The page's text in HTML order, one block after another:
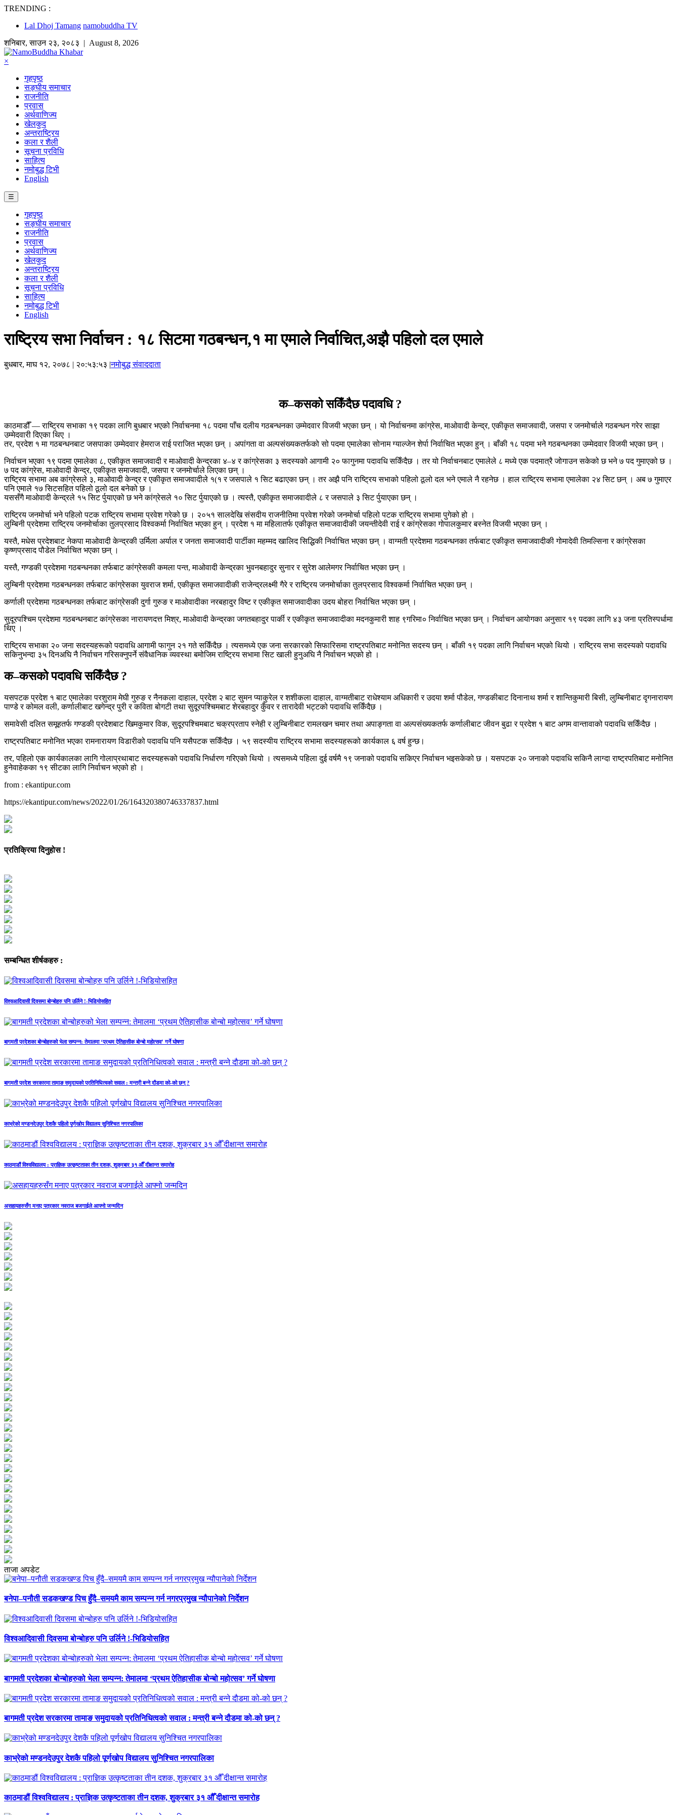
TRENDING :
Lal Dhoj Tamang namobuddha TV
शनिबार,साउन २३, २०८३ | August 8, 2026
×
गृहपृष्ठ
सङ्घीय समाचार
राजनीति
प्रवास
अर्थवाणिज्य
खेलकुद
अन्तराष्ट्रिय
कला र शैली
सूचना प्रविधि
साहित्य
नमोबुद्ध टिभी
English
☰
गृहपृष्ठ
सङ्घीय समाचार
राजनीति
प्रवास
अर्थवाणिज्य
खेलकुद
अन्तराष्ट्रिय
कला र शैली
सूचना प्रविधि
साहित्य
नमोबुद्ध टिभी
English
राष्ट्रिय सभा निर्वाचन : १८ सिटमा गठबन्धन,१ मा एमाले निर्वाचित,अझै पहिलो दल एमाले
बुधबार, माघ १२, २०७८ | २०:५३:५३ |नमोबुद्ध संवाददाता
क–कसको सकिँदैछ पदावधि ?
काठमाडौँ — राष्ट्रिय सभाका १९ पदका लागि बुधबार भएको निर्वाचनमा १८ पदमा पाँच दलीय गठबन्धनका उम्मेदवार विजयी भएका छन् । यो निर्वाचनमा कांग्रेस, माओवादी केन्द्र, एकीकृत समाजवादी, जसपा र जनमोर्चाले गठबन्धन गरेर साझा
उम्मेदवारी दिएका थिए ।
तर, प्रदेश १ मा गठबन्धनबाट जसपाका उम्मेदवार हेमराज राई पराजित भएका छन् । अपांगता वा अल्पसंख्यकतर्फको सो पदमा एमालेका सोनाम ग्याल्जेन शेर्पा निर्वाचित भएका हुन् । बाँकी १८ पदमा भने गठबन्धनका उम्मेदवार विजयी भएका छन् ।
निर्वाचन भएका १९ पदमा एमालेका ८, एकीकृत समाजवादी र माओवादी केन्द्रका ४–४ र कांग्रेसका ३ सदस्यको आगामी २० फागुनमा पदावधि सकिँदैछ । तर यो निर्वाचनबाट एमालेले ८ मध्ये एक पदमात्रै जोगाउन सकेको छ भने ७ पद गुमाएको छ ।
७ पद कांग्रेस, माओवादी केन्द्र, एकीकृत समाजवादी, जसपा र जनमोर्चाले लिएका छन् ।
राष्ट्रिय सभामा अब कांग्रेसले ३, माओवादी केन्द्र र एकीकृत समाजवादीले १(१ र जसपाले १ सिट बढाएका छन् । तर अझै पनि राष्ट्रिय सभाको पहिलो ठूलो दल भने एमाले नै रहनेछ । हाल राष्ट्रिय सभामा एमालेका २४ सिट छन् । अब ७ गुमाएर
पनि एमाले १७ सिटसहित पहिलो ठूलो दल बनेको छ ।
यससँगै माओवादी केन्द्रले १५ सिट र्पुयाएको छ भने कांग्रेसले १० सिट र्पुयाएको छ । त्यस्तै, एकीकृत समाजवादीले ८ र जसपाले ३ सिट र्पुयाएका छन् ।
राष्ट्रिय जनमोर्चा भने पहिलो पटक राष्ट्रिय सभामा प्रवेश गरेको छ । २०५१ सालदेखि संसदीय राजनीतिमा प्रवेश गरेको जनमोर्चा पहिलो पटक राष्ट्रिय सभामा पुगेको हो ।
लुम्बिनी प्रदेशमा राष्ट्रिय जनमोर्चाका तुलप्रसाद विश्वकर्मा निर्वाचित भएका हुन् । प्रदेश १ मा महिलातर्फ एकीकृत समाजवादीकी जयन्तीदेवी राई र कांग्रेसका गोपालकुमार बस्नेत विजयी भएका छन् ।
यस्तै, मधेस प्रदेशबाट नेकपा माओवादी केन्द्रकी उर्मिला अर्याल र जनता समाजवादी पार्टीका महम्मद खालिद सिद्धिकी निर्वाचित भएका छन् । वाग्मती प्रदेशमा गठबन्धनका तर्फबाट एकीकृत समाजवादीकी गोमादेवी तिमल्सिना र कांग्रेसका
कृष्णप्रसाद पौडेल निर्वाचित भएका छन् ।
यस्तै, गण्डकी प्रदेशमा गठबन्धनका तर्फबाट कांग्रेसकी कमला पन्त, माओवादी केन्द्रका भुवनबहादुर सुनार र सुरेश आलेमगर निर्वाचित भएका छन् ।
लुम्बिनी प्रदेशमा गठबन्धनका तर्फबाट कांग्रेसका युवराज शर्मा, एकीकृत समाजवादीकी राजेन्द्रलक्ष्मी गैरे र राष्ट्रिय जनमोर्चाका तुलप्रसाद विश्वकर्मा निर्वाचित भएका छन् ।
कर्णाली प्रदेशमा गठबन्धनका तर्फबाट कांग्रेसकी दुर्गा गुरुङ र माओवादीका नरबहादुर विष्ट र एकीकृत समाजवादीका उदय बोहरा निर्वाचित भएका छन् ।
सुदूरपश्चिम प्रदेशमा गठबन्धनबाट कांग्रेसका नारायणदत्त मिश्र, माओवादी केन्द्रका जगतबहादुर पार्की र एकीकृत समाजवादीका मदनकुमारी शाह ९गरिमा० निर्वाचित भएका छन् । निर्वाचन आयोगका अनुसार १९ पदका लागि ४३ जना प्रतिस्पर्धामा
थिए ।
राष्ट्रिय सभाका २० जना सदस्यहरूको पदावधि आगामी फागुन २१ गते सकिँदैछ । त्यसमध्ये एक जना सरकारको सिफारिसमा राष्ट्रपतिबाट मनोनित सदस्य छन् । बाँकी १९ पदका लागि निर्वाचन भएको थियो । राष्ट्रिय सभा सदस्यको पदावधि
सकिनुभन्दा ३५ दिनअघि नै निर्वाचन गरिसक्नुपर्ने संवैधानिक व्यवस्था बमोजिम राष्ट्रिय सभामा सिट खाली हुनुअघि नै निर्वाचन भएको हो ।
क–कसको पदावधि सकिँदैछ ?
यसपटक प्रदेश १ बाट एमालेका परशुराम मेघी गुरुङ र नैनकला दाहाल, प्रदेश २ बाट सुमन प्याकुरेल र शशीकला दाहाल, वाग्मतीबाट राधेश्याम अधिकारी र उदया शर्मा पौडेल, गण्डकीबाट दिनानाथ शर्मा र शान्तिकुमारी बिसी, लुम्बिनीबाट दृगनारायण
पाण्डे र कोमल वली, कर्णालीबाट खगेन्द्र पुरी र कविता बोगटी तथा सुदूरपश्चिमबाट शेरबहादुर कुँवर र तारादेवी भट्टको पदावधि सकिँदैछ ।
समावेसी दलित समूहतर्फ गण्डकी प्रदेशबाट खिमकुमार विक, सुदूरपश्चिमबाट चक्रप्रताप स्नेही र लुम्बिनीबाट रामलखन चमार तथा अपाङ्गता वा अल्पसंख्यकतर्फ कर्णालीबाट जीवन बुढा र प्रदेश १ बाट अगम वान्तावाको पदावधि सकिँदैछ ।
राष्ट्रपतिबाट मनोनित भएका रामनारायण विडारीको पदावधि पनि यसैपटक सकिँदैछ । ५९ सदस्यीय राष्ट्रिय सभामा सदस्यहरूको कार्यकाल ६ वर्ष हुन्छ।
तर, पहिलो एक कार्यकालका लागि गोलाप्रथाबाट सदस्यहरूको पदावधि निर्धारण गरिएको थियो । त्यसमध्ये पहिला दुई वर्षमै १९ जनाको पदावधि सकिएर निर्वाचन भइसकेको छ । यसपटक २० जनाको पदावधि सकिनै लाग्दा राष्ट्रपतिबाट मनोनित
हुनेवाहेकका १९ सीटका लागि निर्वाचन भएको हो ।
from : ekantipur.com
https://ekantipur.com/news/2022/01/26/164320380746337837.html
प्रतिक्रिया दिनुहोस !
सम्बन्धित शीर्षकहरु :
विश्वआदिवासी दिवसमा बोन्बोहरु पनि उर्लिने !-भिडियोसहित
बागमती प्रदेशका बोन्बोहरुको भेला सम्पन्न: तेमालमा ‘प्रथम ऐतिहासीक बोन्बो महोत्सव’ गर्ने घोषणा
बागमती प्रदेश सरकारमा तामाङ समुदायको प्रतिनिधित्वको सवाल : मन्त्री बन्ने दौडमा को‐को छन् ?
काभ्रेको मण्डनदेउपुर देशकै पहिलो पूर्णखोप विद्यालय सुनिश्चित नगरपालिका
काठमाडौं विश्वविद्यालय : प्राज्ञिक उत्कृष्टताका तीन दशक, शुक्रबार ३१ औँ दीक्षान्त समारोह
असहायहरुसँग मनाए पत्रकार नवराज बजगाईले आफ्नो जन्मदिन
ताजा अपडेट
बनेपा–पनौती सडकखण्ड पिच हुँदै–समयमै काम सम्पन्न गर्न नगरप्रमुख न्यौपानेको निर्देशन
विश्वआदिवासी दिवसमा बोन्बोहरु पनि उर्लिने !-भिडियोसहित
बागमती प्रदेशका बोन्बोहरुको भेला सम्पन्न: तेमालमा ‘प्रथम ऐतिहासीक बोन्बो महोत्सव’ गर्ने घोषणा
बागमती प्रदेश सरकारमा तामाङ समुदायको प्रतिनिधित्वको सवाल : मन्त्री बन्ने दौडमा को‐को छन् ?
काभ्रेको मण्डनदेउपुर देशकै पहिलो पूर्णखोप विद्यालय सुनिश्चित नगरपालिका
काठमाडौं विश्वविद्यालय : प्राज्ञिक उत्कृष्टताका तीन दशक, शुक्रबार ३१ औँ दीक्षान्त समारोह